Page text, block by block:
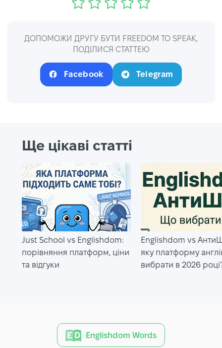
ДОПОМОЖИ ДРУГУ БУТИ FREEDOM TO SPEAK,
ПОДІЛИСЯ СТАТТЕЮ
Facebook Telegram
Ще цікаві статті
Just School vs Englishdom:
порівняння платформ, ціни
та відгуки
Englishdom vs
яку платформу
вибрати в 2026
Englishdom Words